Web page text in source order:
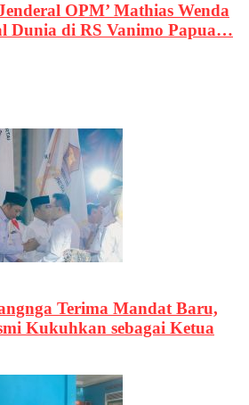
OPM’ Mathias Wenda
Dunia di RS Vanimo Papua…
Terima Mandat Baru,
Kukuhkan sebagai Ketua